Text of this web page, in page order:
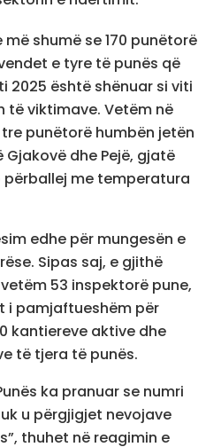
shumë se 170 punëtorë
e tyre të punës që
2025 është shënuar si viti
të viktimave. Vetëm në
punëtorë humbën jetën
dhe Pejë, gjatë
përballej me temperatura
edhe për mungesën e
Sipas saj, e gjithë
53 inspektorë pune,
i pamjaftueshëm për
kantiereve aktive dhe
të tjera të punës.
ka pranuar se numri
u përgjigjet nevojave
thuhet në reagimin e